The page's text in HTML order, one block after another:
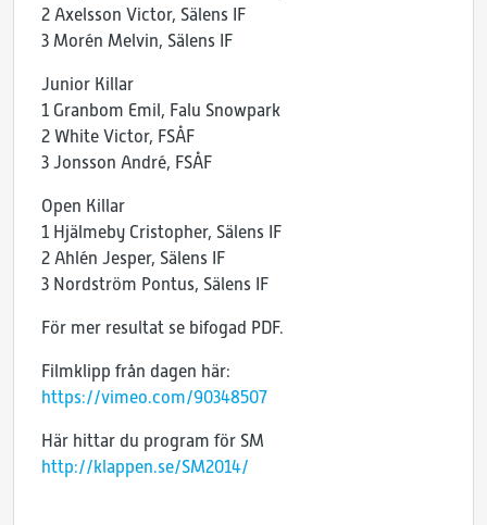
2 Axelsson Victor, Sälens IF
3 Morén Melvin, Sälens IF
Junior Killar
1 Granbom Emil, Falu Snowpark
2 White Victor, FSÅF
3 Jonsson André, FSÅF
Open Killar
1 Hjälmeby Cristopher, Sälens IF
2 Ahlén Jesper, Sälens IF
3 Nordström Pontus, Sälens IF
För mer resultat se bifogad PDF.
Filmklipp från dagen här:
https://vimeo.com/90348507
Här hittar du program för SM
http://klappen.se/SM2014/